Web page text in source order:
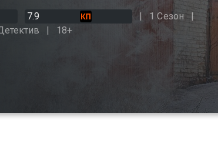
7.9
1 Сезон
18+